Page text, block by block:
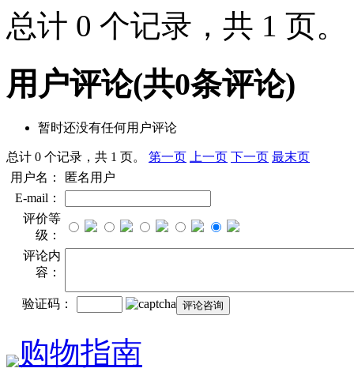
总计 0 个记录，共 1 页。
用户评论(共0条评论)
暂时还没有任何用户评论
总计 0 个记录，共 1 页。 第一页 上一页 下一页 最末页
用户名：
匿名用户
E-mail：
评价等
级：
评论内
容：
验证码：
购物指南